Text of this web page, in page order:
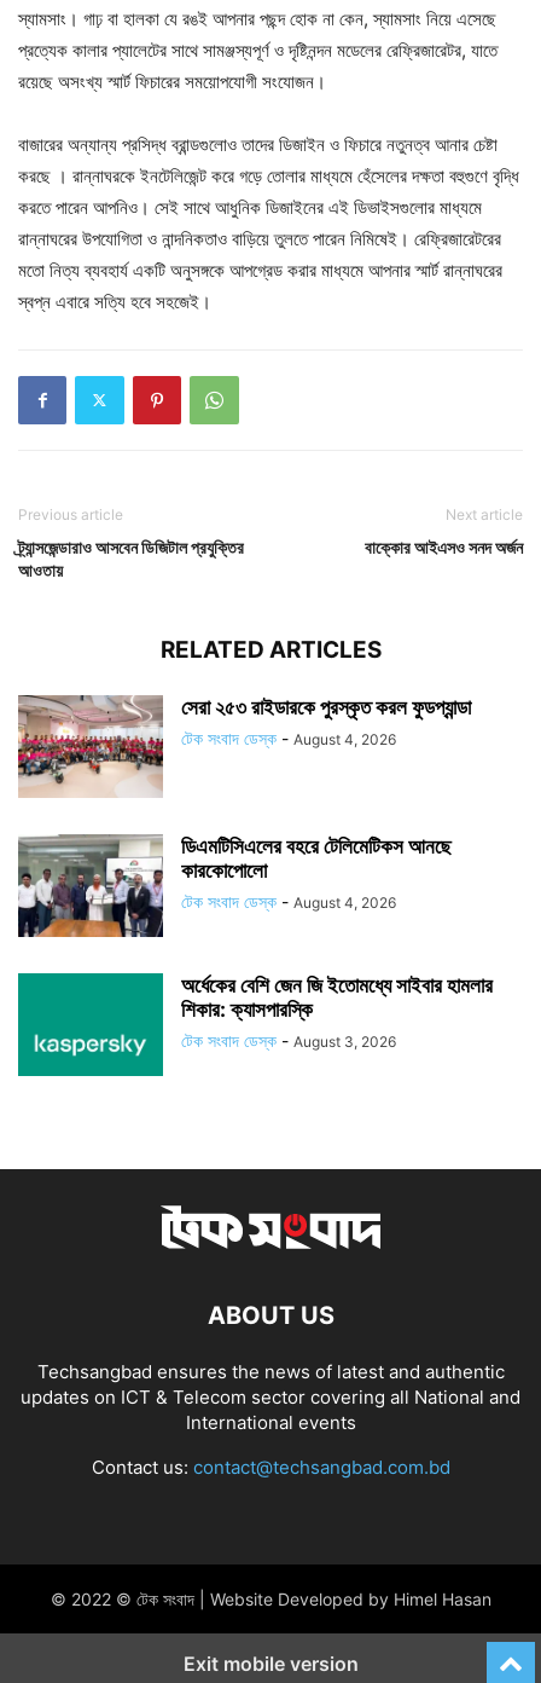
স্যামসাং। গাঢ় বা হালকা যে রঙই আপনার পছন্দ হোক না কেন, স্যামসাং নিয়ে এসেছে
প্রত্যেক কালার প্যালেটের সাথে সামঞ্জস্যপূর্ণ ও দৃষ্টিনন্দন মডেলের রেফ্রিজারেটর, যাতে
রয়েছে অসংখ্য স্মার্ট ফিচারের সময়োপযোগী সংযোজন।
বাজারের অন্যান্য প্রসিদ্ধ ব্রান্ডগুলোও তাদের ডিজাইন ও ফিচারে নতুনত্ব আনার চেষ্টা
করছে । রান্নাঘরকে ইনটেলিজেন্ট করে গড়ে তোলার মাধ্যমে হেঁসেলের দক্ষতা বহুগুণে বৃদ্ধি
করতে পারেন আপনিও। সেই সাথে আধুনিক ডিজাইনের এই ডিভাইসগুলোর মাধ্যমে
রান্নাঘরের উপযোগিতা ও নান্দনিকতাও বাড়িয়ে তুলতে পারেন নিমিষেই। রেফ্রিজারেটরের
মতো নিত্য ব্যবহার্য একটি অনুসঙ্গকে আপগ্রেড করার মাধ্যমে আপনার স্মার্ট রান্নাঘরের
স্বপ্ন এবারে সত্যি হবে সহজেই।
Previous article
ট্র্যান্সজেন্ডারাও আসবেন ডিজিটাল প্রযুক্তির
আওতায়
Next article
বাক্কোর আইএসও সনদ অর্জন
RELATED ARTICLES
সেরা ২৫৩ রাইডারকে পুরস্কৃত করল ফুডপ্যান্ডা
টেক সংবাদ ডেস্ক - August 4, 2026
ডিএমটিসিএলের বহরে টেলিমেটিকস আনছে
কারকোপোলো
টেক সংবাদ ডেস্ক - August 4, 2026
অর্ধেকের বেশি জেন জি ইতোমধ্যে সাইবার হামলার
শিকার: ক্যাসপারস্কি
টেক সংবাদ ডেস্ক - August 3, 2026
ABOUT US
Techsangbad ensures the news of latest and authentic
updates on ICT & Telecom sector covering all National and
International events
Contact us: contact@techsangbad.com.bd
© 2022 © টেক সংবাদ | Website Developed by Himel Hasan
Exit mobile version